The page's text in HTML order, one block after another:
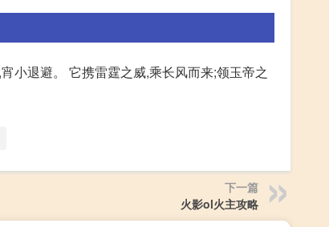
小退避。 它携雷霆之威,乘长风而来;领玉帝之
下一篇
火影ol火主攻略